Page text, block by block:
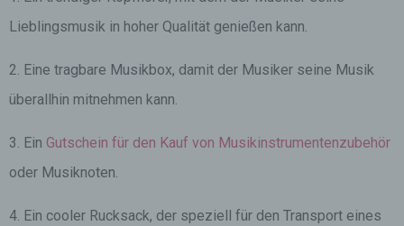
Lieblingsmusik in hoher Qualität genießen kann.
2. Eine tragbare Musikbox, damit der Musiker seine Musik
überallhin mitnehmen kann.
3. Ein Gutschein für den Kauf von Musikinstrumentenzubehör
oder Musiknoten.
4. Ein cooler Rucksack, der speziell für den Transport eines